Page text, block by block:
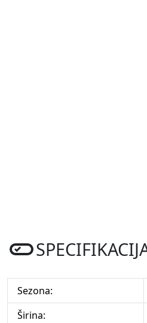
Sezona:
Širina: